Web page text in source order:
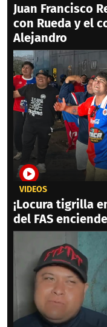
Juan Francisco
con Rueda y el
Alejandro
VIDEOS
¡Locura tigrilla
del FAS